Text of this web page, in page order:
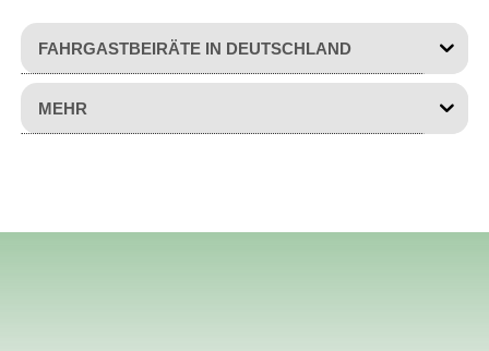
FAHRGASTBEIRÄTE IN DEUTSCHLAND
MEHR